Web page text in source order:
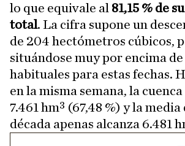
lo que equivale al 81,15 % de
total. La cifra supone un
de 204 hectómetros cúbicos,
situándose muy por encima
habituales para estas fechas.
en la misma semana, la
7.461 hm³ (67,48 %) y la
década apenas alcanza 6.481